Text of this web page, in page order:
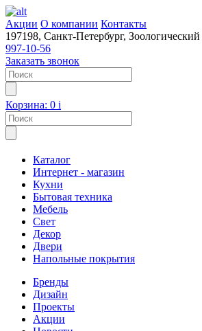
Акции О компании Контакты
197198, Санкт-Петербург,
997-10-56
Заказать звонок
Корзина: 0 i
Каталог
Интернет - магазин
Кухни
Бытовая техника
Мебель
Свет
Декор
Двери
Напольные покрытия
Бренды
Дизайн
Проекты
Акции